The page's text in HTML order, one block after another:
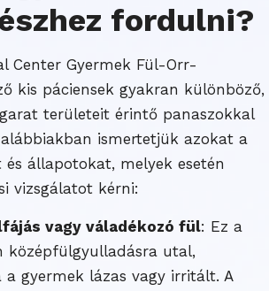
fordulni?
Center Gyermek Fül-Orr-
kis páciensek gyakran különböző,
területeit érintő panaszokkal
ismertetjük azokat a
állapotokat, melyek esetén
vizsgálatot kérni:
vagy váladékozó fül: Ez a
középfülgyulladásra utal,
a gyermek lázas vagy irritált. A